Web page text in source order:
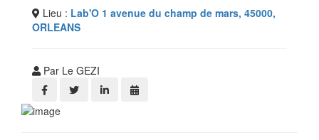
Lieu : Lab'O 1 avenue du champ de mars, 45000,
ORLEANS
Par Le GEZI